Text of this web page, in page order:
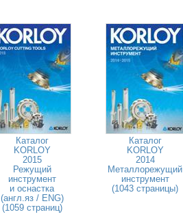
Каталог
KORLOY
2015
Режущий
инструмент
и оснастка
(англ.яз / ENG)
(1059 страниц)
Каталог
KORLOY
2014
Металлорежущий
инструмент
(1043 страницы)